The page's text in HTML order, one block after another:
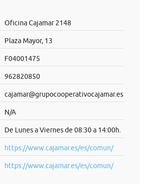
Oficina Cajamar 2148
Plaza Mayor, 13
F04001475
962820850
cajamar@grupocooperativocajamar.es
N/A
De Lunes a Viernes de 08:30 a 14:00h.
https://www.cajamar.es/es/comun/
https://www.cajamar.es/es/comun/